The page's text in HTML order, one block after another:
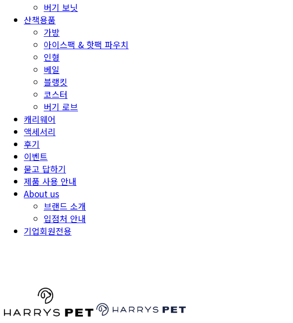
버기 보닛
산책용품
가방
아이스팩 & 핫팩 파우치
인형
베일
블랭킷
코스터
버기 로브
캐리웨어
액세서리
후기
이벤트
묻고 답하기
제품 사용 안내
About us
브랜드 소개
입점처 안내
기업회원전용